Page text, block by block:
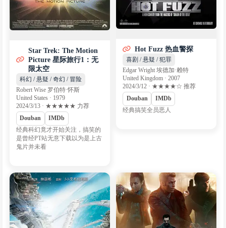
Star Trek: The Motion
Picture 星际旅行1：无
限太空
科幻 / 悬疑 / 奇幻 / 冒险
Robert Wise 罗伯特·怀斯
United States · 1979
2024/3/13 · ★★★★★ 力荐
Douban
IMDb
经典科幻竟才开始关注，搞笑的
是曾经PT站无意下载以为是上古
鬼片并未看
Hot Fuzz 热血警探
喜剧 / 悬疑 / 犯罪
Edgar Wright 埃德加·赖特
United Kingdom · 2007
2024/3/12 · ★★★★☆ 推荐
Douban
IMDb
经典搞笑全员恶人